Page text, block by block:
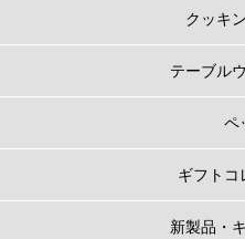
クッキ
テーブル
ペ
ギフトコ
新製品・